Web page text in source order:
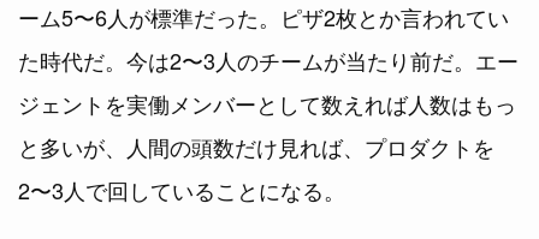
ーム5〜6人が標準だった。ピザ2枚とか言われてい
た時代だ。今は2〜3人のチームが当たり前だ。エー
ジェントを実働メンバーとして数えれば人数はもっ
と多いが、人間の頭数だけ見れば、プロダクトを
2〜3人で回していることになる。